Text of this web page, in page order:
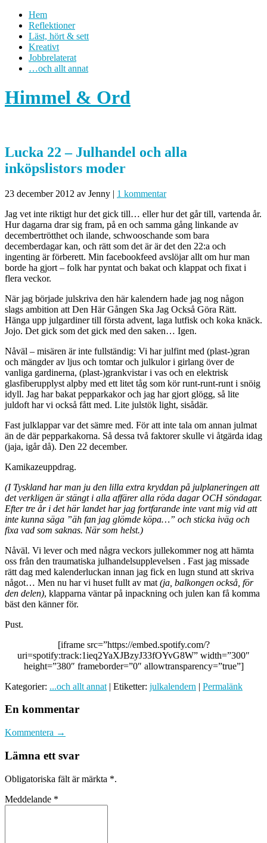
Hem
Reflektioner
Läst, hört & sett
Kreativt
Jobbrelaterat
…och allt annat
Himmel & Ord
Lucka 22 – Julhandel och alla
inköpslistors moder
23 december 2012 av Jenny | 1 kommentar
Jag vet inte riktigt hur det gick till… eller hur det går till, vartenda år.
Hur dagarna drar sig fram, på en och samma gång linkande av
decembertrötthet och ilande, schwooschande som bara
decemberdagar kan, och rätt som det är är det den 22:a och
ingenting är förberett. Min facebookfeed avslöjar allt om hur man
borde ha gjort – folk har pyntat och bakat och klappat och fixat i
flera veckor.
När jag började julskriva den här kalendern hade jag nog någon
slags ambition att Den Här Gången Ska Jag Också Göra Rätt.
Hänga upp julgardiner till första advent, laga lutfisk och koka knäck.
Jojo. Det gick som det gick med den saken… Igen.
Nåväl – misären är inte fullständig: Vi har julfint med (plast-)gran
och mängder av ljus och tomtar och julkulor i girlang över de
vanliga gardinerna, (plast-)grankvistar i vas och en elektrisk
glasfiberupplyst alpby med ett litet tåg som kör runt-runt-runt i snöig
idyll. Jag har bakat pepparkakor och jag har gjort glögg, så lite
juldoft har vi också fått med. Lite julstök light, sisådär.
Fast julklappar var det sämre med. För att inte tala om annan julmat
än de där pepparkakorna. Så dessa två faktorer skulle vi åtgärda idag
(jaja, igår då). Den 22 december.
Kamikazeuppdrag.
(I Tyskland har man ju den lilla extra kryddan på julplaneringen att
det verkligen är stängt i alla affärer alla röda dagar OCH söndagar.
Efter tre år i det här landet har jag fortfarande inte vant mig vid att
inte kunna säga ”äh fan jag glömde köpa…” och sticka iväg och
fixa vad som saknas. När som helst.)
Nåväl. Vi lever och med några veckors jullekommer nog att hämta
oss från den traumatiska julhandelsupplevelsen . Fast jag missade
rätt dag med kalenderluckan innan jag fick en lugn stund att skriva
något… Men nu har vi huset fullt av mat (ja, balkongen också, för
den delen), klapparna väntar på inpackning och julen kan få komma
bäst den känner för.
Pust.
[iframe src=”https://embed.spotify.com/?
uri=spotify:track:1ieq2YaXJBzyJ33fOYvG8W” width=”300″
height=”380″ frameborder=”0″ allowtransparency=”true”]
Kategorier: ...och allt annat | Etiketter: julkalendern | Permalänk
En kommentar
Kommentera →
Lämna ett svar
Obligatoriska fält är märkta *.
Meddelande *